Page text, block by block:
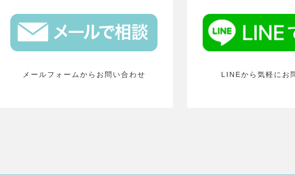
メールフォームから お問い合わせ LINEから気軽に お